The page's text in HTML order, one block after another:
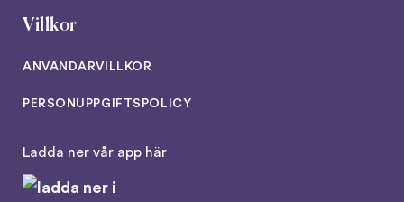
Villkor
ANVÄNDARVILLKOR
PERSONUPPGIFTSPOLICY
Ladda ner vår app här